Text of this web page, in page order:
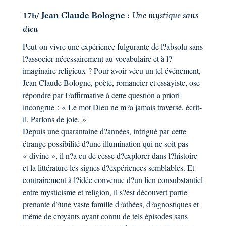
17h/ Jean Claude Bologne : Une mystique sans
dieu
Peut-on vivre une expérience fulgurante de l?absolu sans
l?associer nécessairement au vocabulaire et à l?
imaginaire religieux ? Pour avoir vécu un tel événement,
Jean Claude Bologne, poète, romancier et essayiste, ose
répondre par l?affirmative à cette question a priori
incongrue : « Le mot Dieu ne m?a jamais traversé, écrit-
il. Parlons de joie. »
Depuis une quarantaine d?années, intrigué par cette
étrange possibilité d?une illumination qui ne soit pas
« divine », il n?a eu de cesse d?explorer dans l?histoire
et la littérature les signes d?expériences semblables. Et
contrairement à l?idée convenue d?un lien consubstantiel
entre mysticisme et religion, il s?est découvert partie
prenante d?une vaste famille d?athées, d?agnostiques et
même de croyants ayant connu de tels épisodes sans